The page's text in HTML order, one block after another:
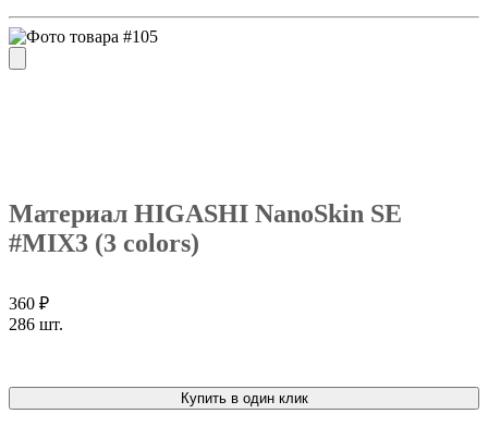
Материал HIGASHI NanoSkin SE
#MIX3 (3 colors)
360 ₽
286 шт.
Купить в один клик